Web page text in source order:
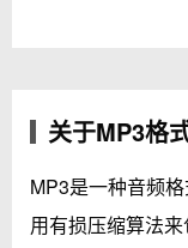
关于MP3格
MP3是一种音频
用有损压缩算法